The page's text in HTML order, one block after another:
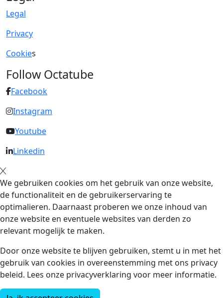
Legal
Privacy
Cookies
Follow Octatube
Facebook
Instagram
Youtube
Linkedin
We gebruiken cookies om het gebruik van onze website,
de functionaliteit en de gebruikerservaring te
optimalieren. Daarnaast proberen we onze inhoud van
onze website en eventuele websites van derden zo
relevant mogelijk te maken.
Door onze website te blijven gebruiken, stemt u in met het
gebruik van cookies in overeenstemming met ons privacy
beleid. Lees onze privacyverklaring voor meer informatie.